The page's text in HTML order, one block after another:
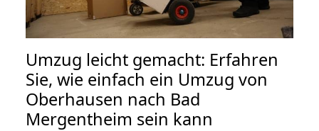
Umzug leicht gemacht: Erfahren
Sie, wie einfach ein Umzug von
Oberhausen nach Bad
Mergentheim sein kann